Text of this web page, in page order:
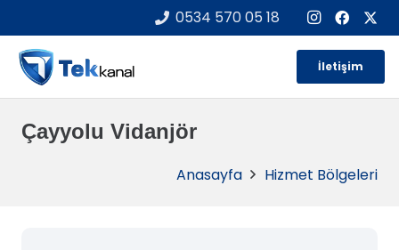
0534 570 05 18
İletişim
Çayyolu Vidanjör
Anasayfa Hizmet Bölgeleri